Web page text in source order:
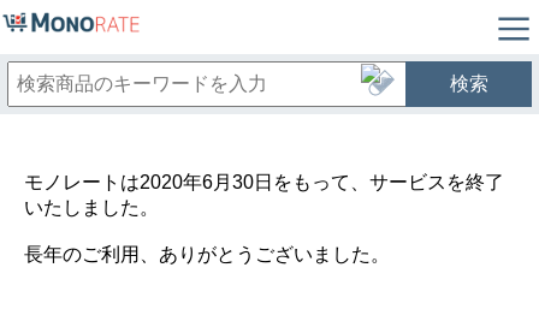
検索
モノレートは2020年6月30日をもって、サービスを終了
いたしました。
長年のご利用、ありがとうございました。